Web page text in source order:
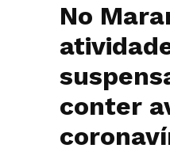
No
conter